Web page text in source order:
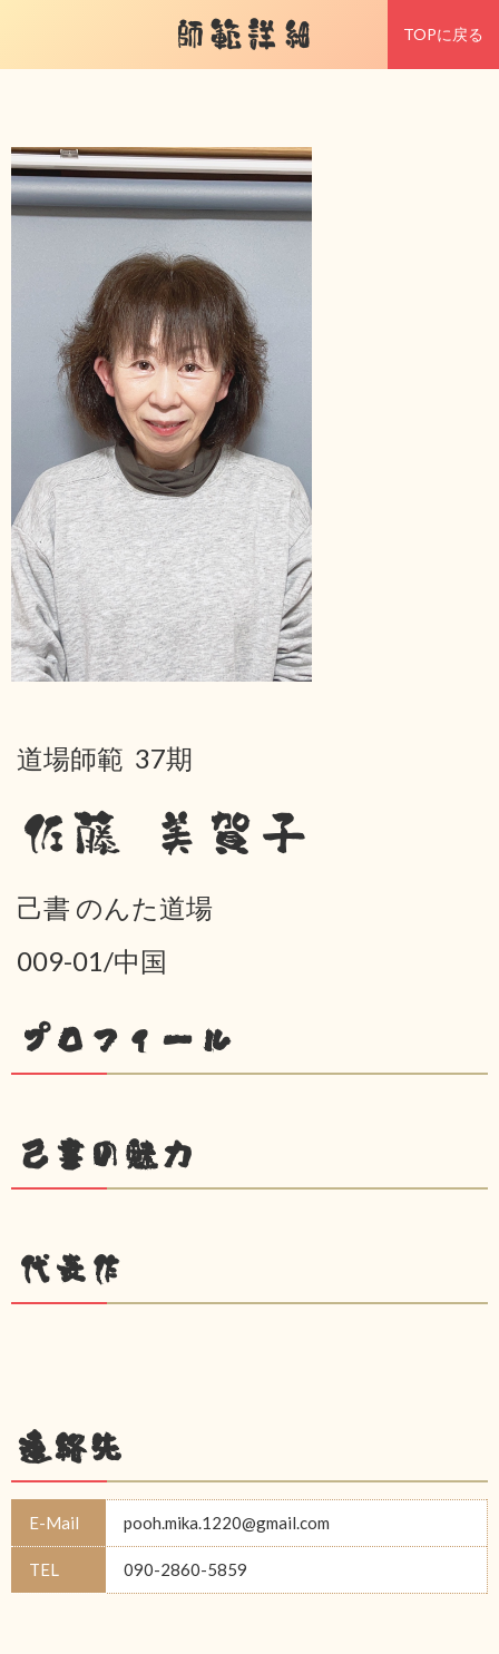
師範詳細 TOPに戻る
道場師範 37期
佐藤 美賀子
己書 のんた道場
009-01/中国
プロフィール
己書の魅力
代表作
連絡先
E-Mail pooh.mika.1220@gmail.com
TEL 090-2860-5859